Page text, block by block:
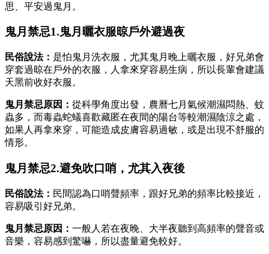
思、平安過鬼月。
鬼月禁忌1.鬼月曬衣服晾戶外避過夜
民俗說法： 是怕鬼月洗衣服，尤其鬼月晚上曬衣服，好兄弟會
穿套過晾在戶外的衣服，人拿來穿容易生病，所以長輩會建議
天黑前收好衣服。
鬼月禁忌原因： 從科學角度出發，農曆七月氣候潮濕悶熱、蚊
蟲多，而毒蟲蛇蟻喜歡藏匿在夜間的陽台等較潮濕陰涼之處，
如果人再拿來穿，可能造成皮膚容易過敏，或是出現不舒服的
情形。
鬼月禁忌2.避免吹口哨，尤其入夜後
民俗說法： 民間認為口哨聲頻率，跟好兄弟的頻率比較接近，
容易吸引好兄弟。
鬼月禁忌原因： 一般人若在夜晚、大半夜聽到高頻率的聲音或
音樂，容易感到驚嚇，所以盡量避免較好。